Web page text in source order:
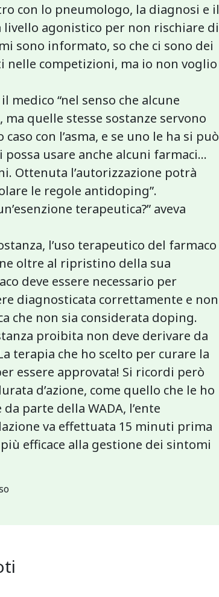
con lo pneumologo, la diagnosi e il
agonistico per non rischiare di
sono informato, so che ci sono dei
nelle competizioni, ma io non voglio
medico “nel senso che alcune
quelle stesse sostanze servono
con l’asma, e se uno le ha si può
usare anche alcuni farmaci...
Ottenuta l’autorizzazione potrà
le regole antidoping”.
terapeutica?” aveva
l’uso terapeutico del farmaco
oltre al ripristino della sua
deve essere necessario per
diagnosticata correttamente e non
che non sia considerata doping.
proibita non deve derivare da
terapia che ho scelto per curare la
essere approvata! Si ricordi però
d’azione, come quello che le ho
parte della WADA, l’ente
va effettuata 15 minuti prima
efficace alla gestione dei sintomi